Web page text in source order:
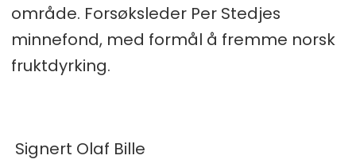
område. Forsøksleder Per Stedjes
minnefond, med formål å fremme norsk
fruktdyrking.
Signert Olaf Bille